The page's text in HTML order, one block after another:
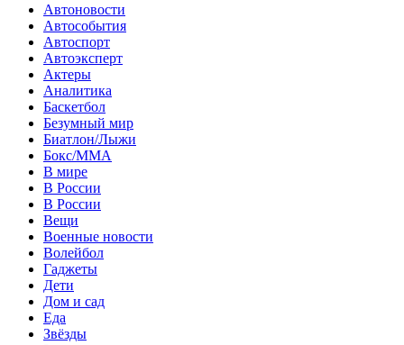
Автоновости
Автособытия
Автоспорт
Автоэксперт
Актеры
Аналитика
Баскетбол
Безумный мир
Биатлон/Лыжи
Бокс/MMA
В мире
В России
В России
Вещи
Военные новости
Волейбол
Гаджеты
Дети
Дом и сад
Еда
Звёзды